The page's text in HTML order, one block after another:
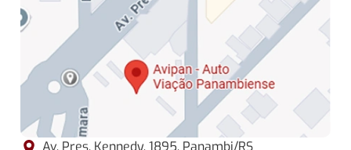
Av. Pres. Kennedy, 1895, Panambi/RS